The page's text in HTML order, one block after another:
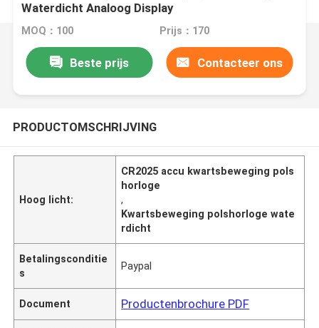
Waterdicht Analoog Display
MOQ：100 Prijs：170
Beste prijs Contacteer ons
PRODUCTOMSCHRIJVING
Hoog licht:
CR2025 accu kwartsbeweging pols
horloge
,
Kwartsbeweging polshorloge wate
rdicht
Betalingsconditie
s
Paypal
Document Productenbrochure PDF